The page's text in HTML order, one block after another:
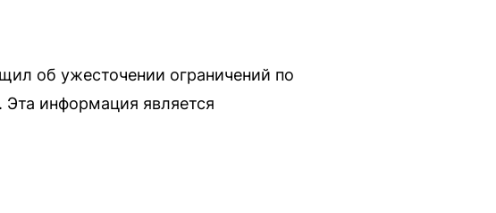
об ужесточении ограничений по
Эта информация является